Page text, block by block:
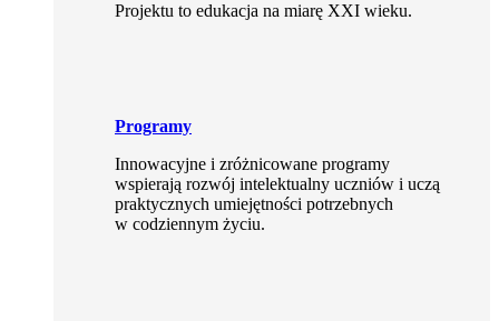
Projektu to edukacja na miarę XXI wieku.
Programy
Innowacyjne i zróżnicowane programy
wspierają rozwój intelektualny uczniów i uczą
praktycznych umiejętności potrzebnych
w codziennym życiu.